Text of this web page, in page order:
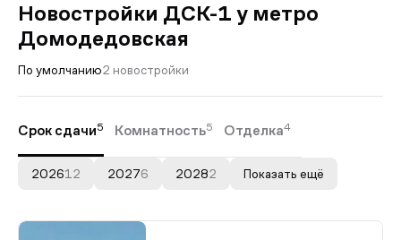
Новостройки ДСК-1 у метро
Домодедовская
По умолчанию2 новостройки
Срок сдачи5 Комнатность5 Отделка4
202612 20276 20282 Показать ещё